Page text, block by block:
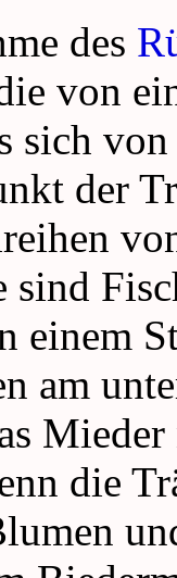
des
von
sich
der
einem
am
die